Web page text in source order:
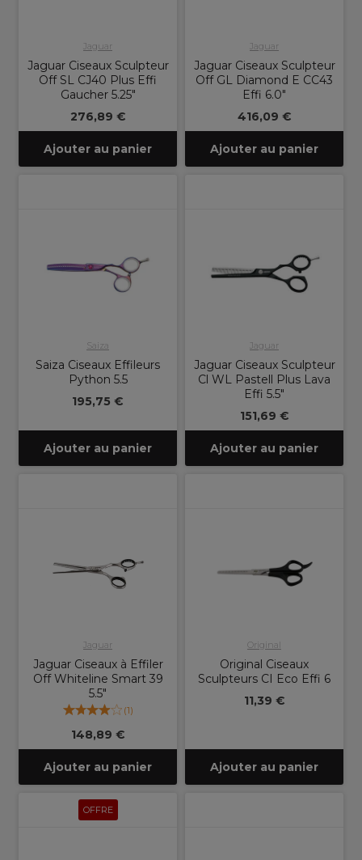
Jaguar
Jaguar Ciseaux Sculpteur
Off SL CJ40 Plus Effi
Gaucher 5.25"
276,89 €
Ajouter au panier
Jaguar
Jaguar Ciseaux Sculpteur
Off GL Diamond E CC43
Effi 6.0"
416,09 €
Ajouter au panier
Saiza
Saiza Ciseaux Effileurs
Python 5.5
195,75 €
Ajouter au panier
Jaguar
Jaguar Ciseaux Sculpteur
Cl WL Pastell Plus Lava
Effi 5.5"
151,69 €
Ajouter au panier
Jaguar
Jaguar Ciseaux à Effiler
Off Whiteline Smart 39
5.5"
(1)
148,89 €
Ajouter au panier
Original
Original Ciseaux
Sculpteurs CI Eco Effi 6
11,39 €
Ajouter au panier
OFFRE